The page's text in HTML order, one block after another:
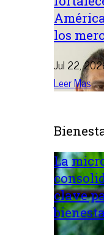
los
Jul 22,
Leer Mas
La
clave